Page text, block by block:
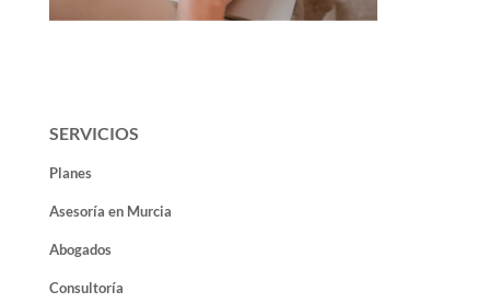
SERVICIOS
Planes
Asesoría en Murcia
Abogados
Consultoría